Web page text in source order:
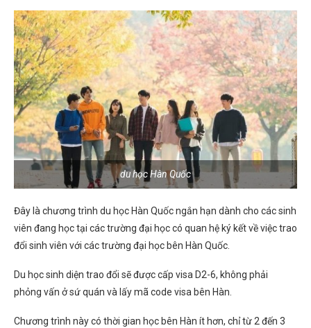
du học Hàn Quốc
Đây là chương trình du học Hàn Quốc ngắn hạn dành cho các sinh
viên đang học tại các trường đại học có quan hệ ký kết về việc trao
đổi sinh viên với các trường đại học bên Hàn Quốc.
Du học sinh diện trao đổi sẽ được cấp visa D2-6, không phải
phỏng vấn ở sứ quán và lấy mã code visa bên Hàn.
Chương trình này có thời gian học bên Hàn ít hơn, chỉ từ 2 đến 3